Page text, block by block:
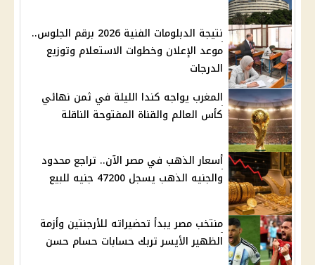
نتيجة الدبلومات الفنية 2026 برقم الجلوس..
موعد الإعلان وخطوات الاستعلام وتوزيع
الدرجات
المغرب يواجه كندا الليلة في ثمن نهائي
كأس العالم والقناة المفتوحة الناقلة
أسعار الذهب في مصر الآن.. تراجع محدود
والجنيه الذهب يسجل 47200 جنيه للبيع
منتخب مصر يبدأ تحضيراته للأرجنتين وأزمة
الظهير الأيسر تربك حسابات حسام حسن